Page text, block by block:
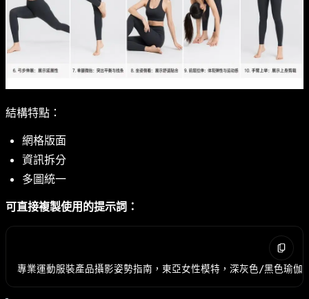
結構特點：
網格版面
資訊拆分
多圖統一
可直接複製使用的提示詞：